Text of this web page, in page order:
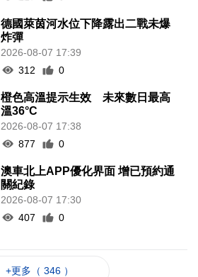
德國萊茵河水位下降露出二戰未爆
炸彈
2026-08-07 17:39
312
0
橙色高溫提示生效 未來數日最高
溫36°C
2026-08-07 17:38
877
0
澳車北上APP優化界面 增已預約通
關紀錄
2026-08-07 17:30
407
0
+更多（ 346 ）